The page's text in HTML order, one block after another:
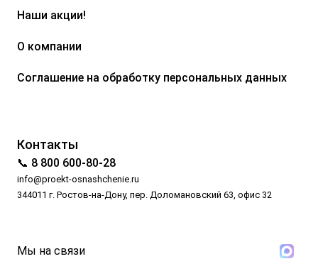
Наши акции!
О компании
Соглашение на обработку персональных данных
Контакты
📞 8 800 600-80-28
info@proekt-osnashchenie.ru
344011 г. Ростов-на-Дону, пер. Доломановский 63, офис 32
Мы на связи